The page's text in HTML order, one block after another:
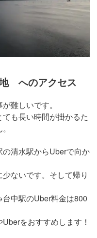
へのアクセス
難しいです。
も長い時間が掛かるた
清水駅からUberで向か
ないです。そして帰り
中駅のUber料金は800
をおすすめします！